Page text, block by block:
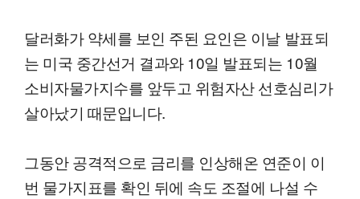
달러화가 약세를 보인 주된 요인은 이날 발표되
는 미국 중간선거 결과와 10일 발표되는 10월
소비자물가지수를 앞두고 위험자산 선호심리가
살아났기 때문입니다.
그동안 공격적으로 금리를 인상해온 연준이 이
번 물가지표를 확인 뒤에 속도 조절에 나설 수